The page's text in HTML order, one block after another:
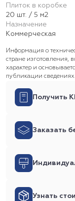
Плиток в коробке
20 шт. / 5 м2
Назначение
Коммерческая
Информация о
стране изготовления,
характер и
публикации сведениях.
Получить
Заказать
Узнать